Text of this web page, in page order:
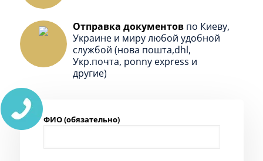
Отправка документовпо Киеву,
Украине и миру любой удобной
службой (нова пошта,dhl,
Укр.почта, ponny express и
другие)
ФИО (обязательно)
ПЕРЕЗВОНИТЬ
ВАМ?